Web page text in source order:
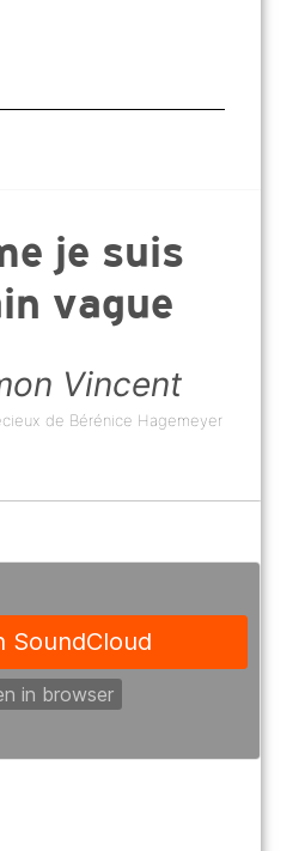
je suis
vague
Vincent
de Bérénice Hagemeyer